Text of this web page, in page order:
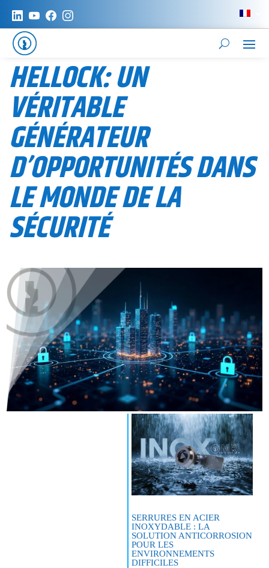
HELLOCK: UN
VÉRITABLE
GÉNÉRATEUR
D’OPPORTUNITÉS DANS
LE MONDE DE LA
SÉCURITÉ
SERRURES EN ACIER
INOXYDABLE : LA
SOLUTION ANTICORROSION
POUR LES
ENVIRONNEMENTS
DIFFICILES